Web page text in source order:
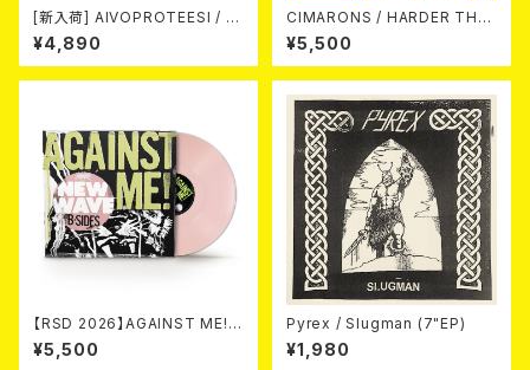
[新入荷] AIVOPROTEESI / U
MPIKUJA (LP / LTD.100 DIE
-HARD COKE BOTTLE GRE
EN VINYL) (ITA / F.O.A.D.)
¥4,890
CIMARONS / HARDER THA
¥5,500
【RSD 2026】AGAINST ME! /
NEW WAVE B-SIDES [RSD V
INYL EP][Coloured Vinyl](1
¥5,500
Pyrex / Slugman (7"EP)
¥1,980